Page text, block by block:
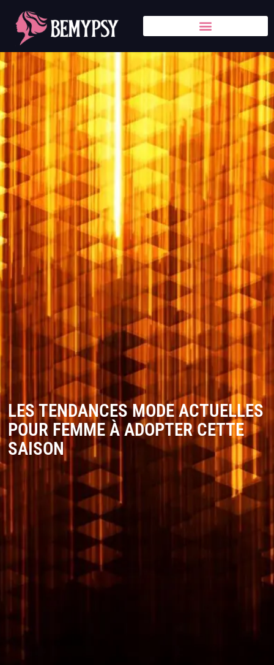
LES TENDANCES MODE ACTUELLES
POUR FEMME À ADOPTER CETTE
SAISON